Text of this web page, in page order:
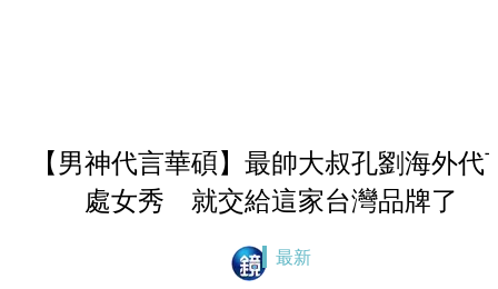
【男神代言華碩】最帥大叔孔劉海外代
處女秀 就交給這家台灣品牌了
最新